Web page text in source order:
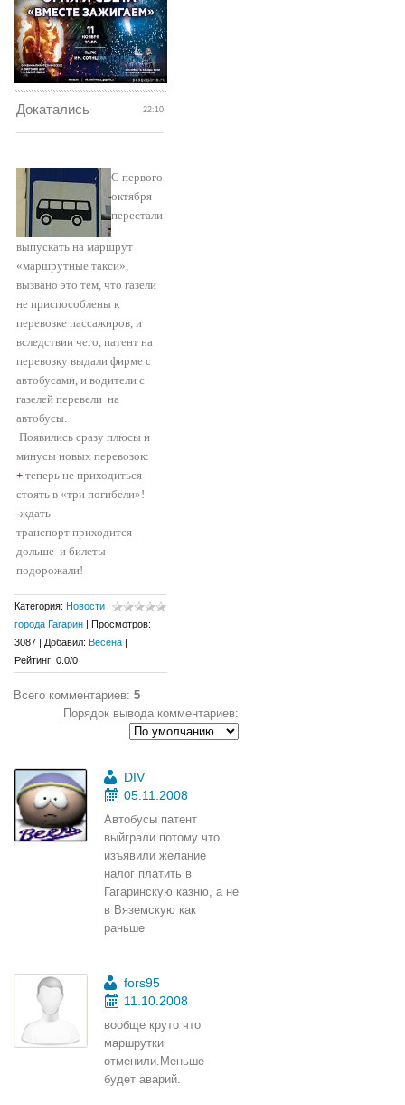
22:10
Докатались
С первого
октября
перестали
выпускать на маршрут
«маршрутные такси»,
вызвано это тем, что газели
не приспособлены к
перевозке пассажиров, и
вследствии чего, патент на
перевозку выдали фирме с
автобусами, и водители с
газелей перевели на
автобусы.
Появились сразу плюсы и
минусы новых перевозок:
+ теперь не приходиться
стоять в «три погибели»!
-ждать
транспорт приходится
дольше и билеты
подорожали!
Категория: Новости
города Гагарин | Просмотров:
3087 | Добавил: Весена |
Рейтинг: 0.0/0
Всего комментариев: 5
Порядок вывода комментариев:
DIV
05.11.2008
Автобусы патент
выйграли потому что
изъявили желание
налог платить в
Гагаринскую казню, а не
в Вяземскую как
раньше
fors95
11.10.2008
вообще круто что
маршрутки
отменили.Меньше
будет аварий.